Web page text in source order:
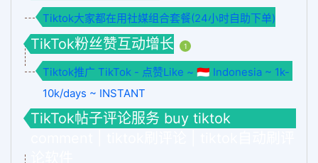
Tiktok大家都在用社媒组合套餐(24小时自助下单)
TikTok粉丝赞互动增长 1
Tiktok推广 TikTok - 点赞Like ~ 🇮🇩 Indonesia ~ 1k-
10k/days ~ INSTANT
TikTok帖子评论服务 buy tiktok